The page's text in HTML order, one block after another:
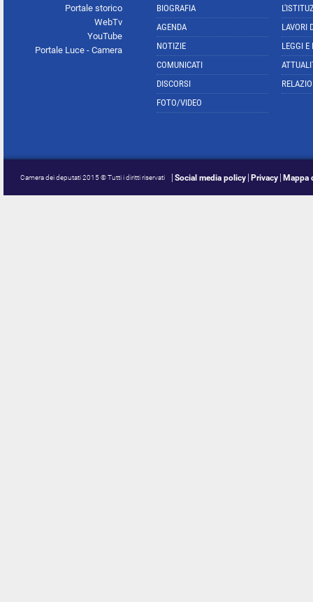
Portale storico
WebTv
YouTube
Portale Luce - Camera
BIOGRAFIA
AGENDA
NOTIZIE
COMUNICATI
DISCORSI
FOTO/VIDEO
LAVORI
LEGGI E
Camera dei deputati 2015 © Tutti i diritti riservati Social media policy Privacy Mappa